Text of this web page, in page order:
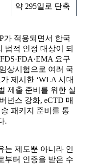
약 295일로 단축
가 적용되면서 한국
법적 인정 대상이 되
요구
상시험으로 여러 국
제시한 ‘WLA 시대
제출 준비를 위한 실
넌스 강화, eCTD 매
패키지 준비를 통
.
는 제도뿐 아니라 인
부터 인증을 받은 수